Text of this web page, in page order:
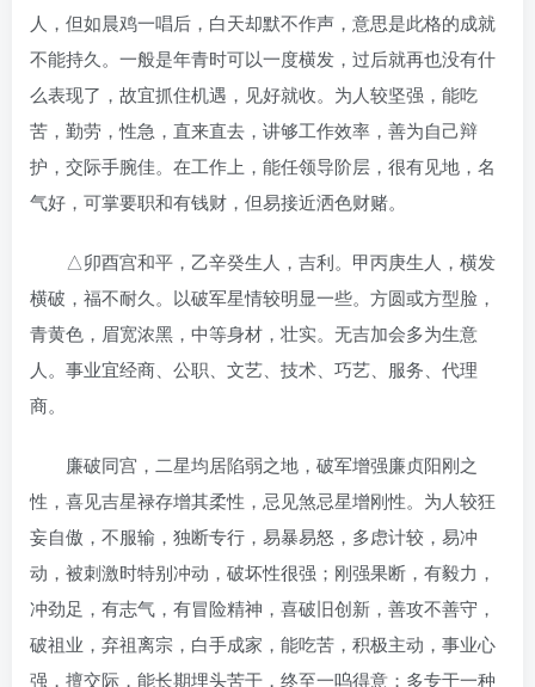
人，但如晨鸡一唱后，白天却默不作声，意思是此格的成就
不能持久。一般是年青时可以一度横发，过后就再也没有什
么表现了，故宜抓住机遇，见好就收。为人较坚强，能吃
苦，勤劳，性急，直来直去，讲够工作效率，善为自己辩
护，交际手腕佳。在工作上，能任领导阶层，很有见地，名
气好，可掌要职和有钱财，但易接近洒色财赌。
△卯酉宫和平，乙辛癸生人，吉利。甲丙庚生人，横发
横破，福不耐久。以破军星情较明显一些。方圆或方型脸，
青黄色，眉宽浓黑，中等身材，壮实。无吉加会多为生意
人。事业宜经商、公职、文艺、技术、巧艺、服务、代理
商。
廉破同宫，二星均居陷弱之地，破军增强廉贞阳刚之
性，喜见吉星禄存增其柔性，忌见煞忌星增刚性。为人较狂
妄自傲，不服输，独断专行，易暴易怒，多虑计较，易冲
动，被刺激时特别冲动，破坏性很强；刚强果断，有毅力，
冲劲足，有志气，有冒险精神，喜破旧创新，善攻不善守，
破祖业，弃祖离宗，白手成家，能吃苦，积极主动，事业心
强，擅交际，能长期埋头苦干，终至一呜得意；多专于一种